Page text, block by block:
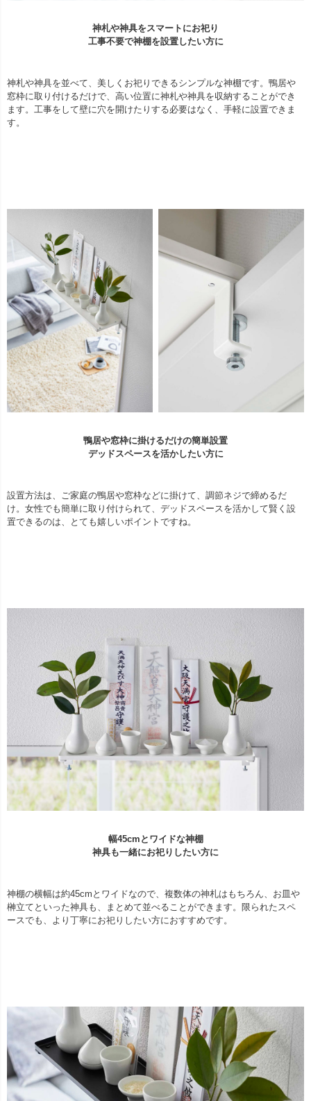
神札や神具をスマートにお祀り
工事不要で神棚を設置したい方に
神札や神具を並べて、美しくお祀りできるシンプルな神棚です。鴨居や
窓枠に取り付けるだけで、高い位置に神札や神具を収納することができ
ます。工事をして壁に穴を開けたりする必要はなく、手軽に設置できま
す。
鴨居や窓枠に掛けるだけの簡単設置
デッドスペースを活かしたい方に
設置方法は、ご家庭の鴨居や窓枠などに掛けて、調節ネジで締めるだ
け。女性でも簡単に取り付けられて、デッドスペースを活かして賢く設
置できるのは、とても嬉しいポイントですね。
幅45cmとワイドな神棚
神具も一緒にお祀りしたい方に
神棚の横幅は約45cmとワイドなので、複数体の神札はもちろん、お皿や
榊立てといった神具も、まとめて並べることができます。限られたスペ
ースでも、より丁寧にお祀りしたい方におすすめです。